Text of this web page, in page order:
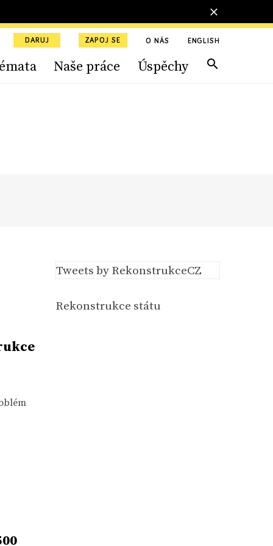
DARUJ ZAPOJ SE O NÁS ENGLISH
Naše práce Úspěchy
Tweets by RekonstrukceCZ
Rekonstrukce státu